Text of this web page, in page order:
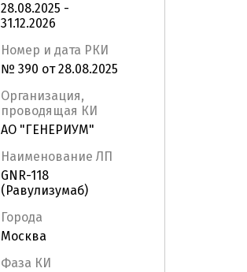
28.08.2025 -
31.12.2026
Номер и дата РКИ
№ 390 от 28.08.2025
Организация,
проводящая КИ
АО "ГЕНЕРИУМ"
Наименование ЛП
GNR-118
(Равулизумаб)
Города
Москва
Фаза КИ